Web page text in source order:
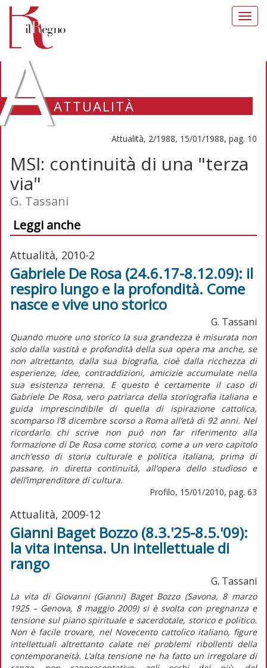
ATTUALITÀ
Attualità, 2/1988, 15/01/1988, pag. 10
MSI: continuità di una "terza
via"
G. Tassani
Leggi anche
Attualità, 2010-2
Gabriele De Rosa (24.6.17-8.12.09): il
respiro lungo e la profondità. Come
nasce e vive uno storico
G. Tassani
Quando muore uno storico la sua grandezza è misurata non
solo dalla vastità e profondità della sua opera ma anche, se
non altrettanto, dalla sua biografia, cioè dalla ricchezza di
esperienze, idee, contraddizioni, amicizie accumulate nella
sua esistenza terrena. E questo è certamente il caso di
Gabriele De Rosa, vero patriarca della storiografia italiana e
guida imprescindibile di quella di ispirazione cattolica,
scomparso l’8 dicembre scorso a Roma all’età di 92 anni. Nel
ricordarlo chi scrive non può non far riferimento alla
formazione di De Rosa come storico, come a un vero capitolo
anch’esso di storia culturale e politica italiana, prima di
passare, in diretta continuità, all’opera dello studioso e
dell’imprenditore di cultura.
Profilo, 15/01/2010, pag. 63
Attualità, 2009-12
Gianni Baget Bozzo (8.3.'25-8.5.'09):
la vita intensa. Un intellettuale di
rango
G. Tassani
La vita di Giovanni (Gianni) Baget Bozzo (Savona, 8 marzo
1925 – Genova, 8 maggio 2009) si è svolta con pregnanza e
tensione sul piano spirituale e sacerdotale, storico e politico.
Non è facile trovare, nel Novecento cattolico italiano, figure
intellettuali altrettanto calate nei problemi ribollenti della
contemporaneità. L’alta tensione ne ha fatto un irregolare di